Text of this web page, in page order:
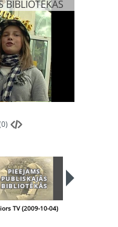
BIBLIOTĒKĀS
PIEEJAMS
PUBLISKAJĀS
BIBLIOTĒKĀS
TV (2009-10-04)